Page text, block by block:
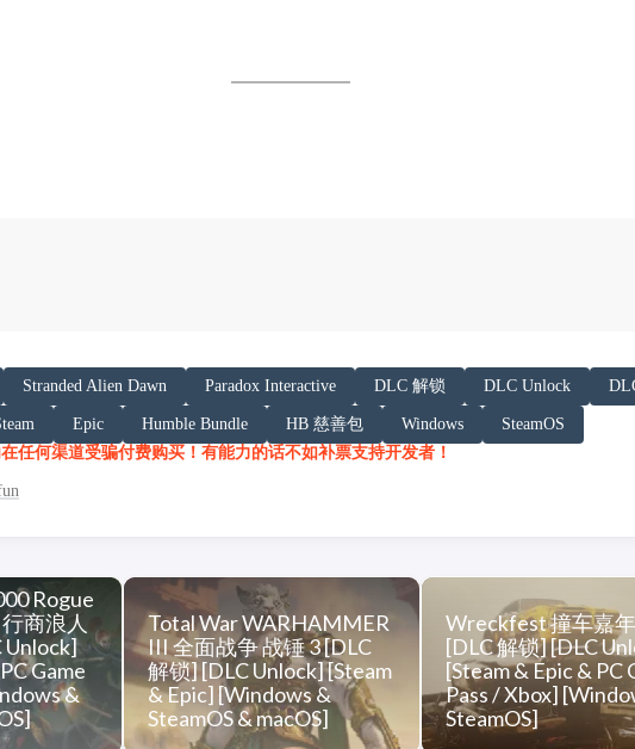
开头增加以下内容声明:
由第三方 AI 基于「非线性列车」文章提炼总结而成，可能与原文
原文链接：https://h.juij.fun/game/stranded-alien-dawn-
Stranded Alien Dawn Paradox Interactive DLC 解锁 DLC Unlock
Epic Humble Bundle HB 慈善包 Windows
SteamOS
任何渠道受骗付费购买！有能力的话不如补票支持开发者！
Rogue
商浪人
Unlock]
Game
&
Total War WARHAMMER
III 全面战争 战锤 3 [DLC
解锁] [DLC Unlock] [Steam
& Epic] [Windows &
SteamOS & macOS]
Wreckfest 撞车嘉
[DLC 解锁] [DLC
[Steam & Epic & PC
Pass / Xbox]
SteamOS]